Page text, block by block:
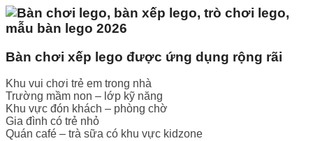
Bàn chơi xếp lego được ứng dụng rộng rãi
Khu vui chơi trẻ em trong nhà
Trường mầm non – lớp kỹ năng
Khu vực đón khách – phòng chờ
Gia đình có trẻ nhỏ
Quán café – trà sữa có khu vực kidzone